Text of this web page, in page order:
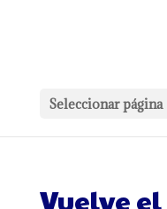
Seleccionar página
Vuelve